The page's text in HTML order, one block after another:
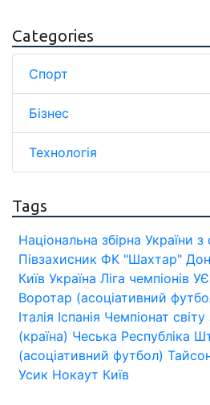
Categories
Спорт
Бізнес
Технологія
Tags
Національна збірна України
Півзахисник ФК "Шахтар"
Київ Україна Ліга чемпіонів
Воротар (асоціативний
Італія Іспанія Чемпіонат
(країна) Чеська Республіка
(асоціативний футбол)
Усик Нокаут Київ